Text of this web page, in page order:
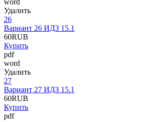
Удалить
26
Вариант 26 ИДЗ 15.1
60RUB
Купить
pdf
word
Удалить
27
Вариант 27 ИДЗ 15.1
60RUB
Купить
pdf